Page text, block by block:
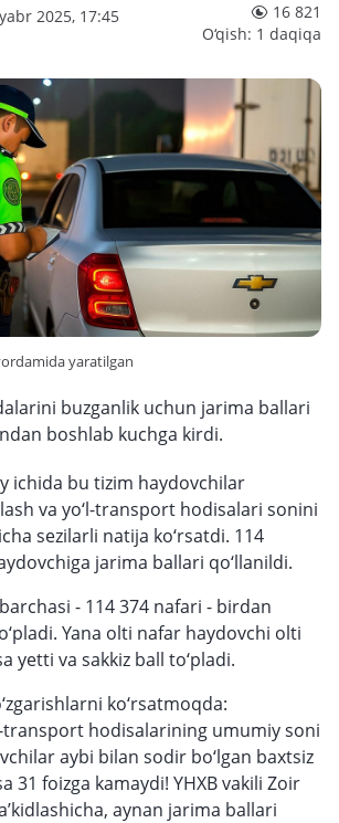
2025, 17:45
16 821
O‘qish: 1 daqiqa
yaratilgan
buzganlik uchun jarima ballari
boshlab kuchga kirdi.
ichida bu tizim haydovchilar
va yo‘l-transport hodisalari sonini
sezilarli natija ko‘rsatdi. 114
jarima ballari qo‘llanildi.
- 114 374 nafari - birdan
Yana olti nafar haydovchi olti
yetti va sakkiz ball to‘pladi.
ko‘rsatmoqda:
transport hodisalarining umumiy soni
aybi bilan sodir bo‘lgan baxtsiz
31 foizga kamaydi! YHXB vakili Zoir
aynan jarima ballari